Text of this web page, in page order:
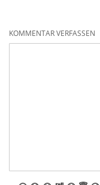
KOMMENTAR VERFASSEN